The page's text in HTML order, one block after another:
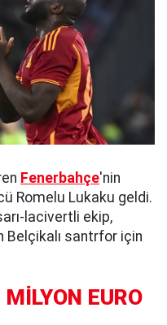
Fenerbahçe'nin
Romelu Lukaku geldi.
lacivertli ekip,
Belçikalı santrfor için
EURO